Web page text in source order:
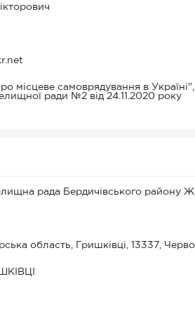
місцеве самоврядування в
ради №2 від 24.11.2020 року
рада Бердичівського району
область, Гришківці, 13337,